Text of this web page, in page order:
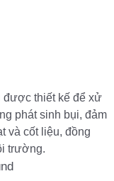
được thiết kế để xử
phát sinh bụi, đảm
và cốt liệu, đồng
trường.